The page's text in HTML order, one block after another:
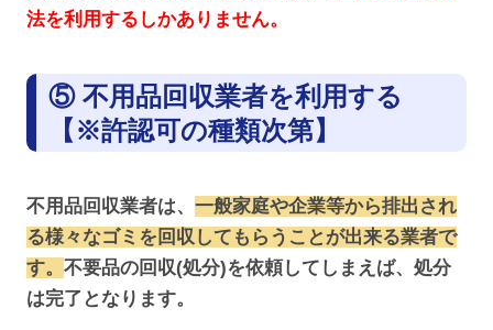
法を利用するしかありません。
⑤ 不用品回収業者を利用する
【※許認可の種類次第】
不用品回収業者は、 一般家庭や企業等から排出され
る様々なゴミを回収してもらうことが出来る業者で
す。 不要品の回収(処分)を依頼してしまえば、処分
は完了となります。